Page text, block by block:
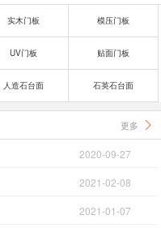
实木门板 模压门板
UV门板 贴面门板
人造石台面 石英石台面
更多 
2020-09-27
2021-02-08
2021-01-07